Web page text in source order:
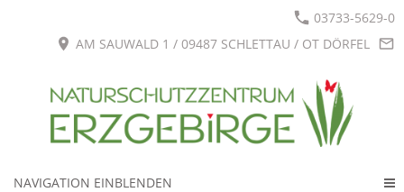
03733-5629-0
AM SAUWALD 1 / 09487 SCHLETTAU / OT DÖRFEL
NAVIGATION EINBLENDEN